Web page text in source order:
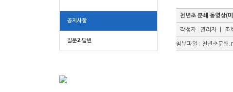
공지사항
질문과답변
천년초 분쇄 동영상(
작성자 : 관리자 ㅣ
첨부파일 : 천년초분쇄